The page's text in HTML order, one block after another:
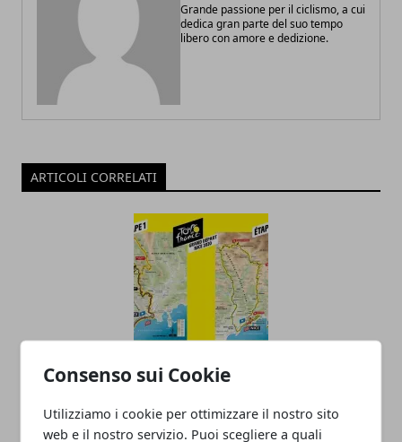
Consenso sui Cookie
Utilizziamo i cookie per ottimizzare il nostro sito
web e il nostro servizio. Puoi scegliere a quali
Grande passione per il ciclismo, a cui
dedica gran parte del suo tempo
libero con amore e dedizione.
ARTICOLI CORRELATI
Estate 2020? Spettacolo assicurato
11/12/2019